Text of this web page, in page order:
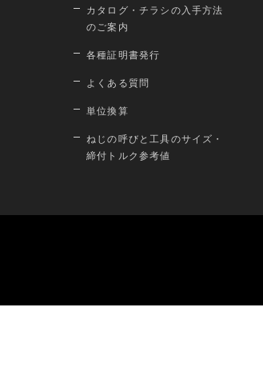
カタログ・チラシの入手方法
のご案内
各種証明書発行
よくある質問
単位換算
ねじの呼びと工具のサイズ・
締付トルク参考値